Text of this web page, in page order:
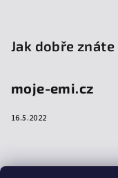
Jak dobře znáte
moje-emi.cz
16.5.2022